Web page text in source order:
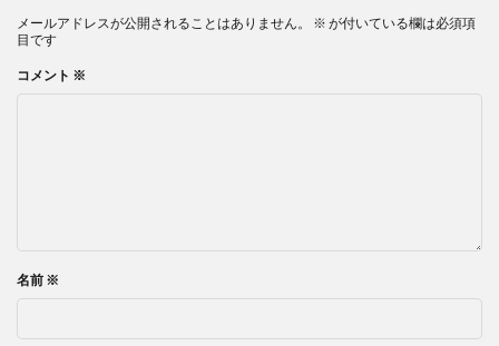
メールアドレスが公開されることはありません。 ※ が付いている欄は必須項
目です
コメント ※
名前 ※